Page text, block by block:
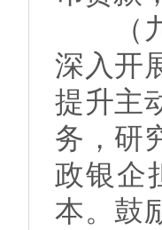
（九
深入开
提升主
务，研
政银企
本。鼓